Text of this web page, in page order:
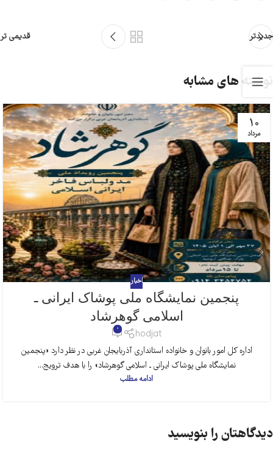
جدیدتر قدیمی تر
نوشته های مشابه
10
مرداد
اخبار
پنجمین نمایشگاه ملی پوشاک ایرانی ـ
اسلامی گوهرشاد
hodjat
0
اداره کل امور بانوان و خانواده استانداری آذربایجان غربی در نظر دارد «پنجمین
نمایشگاه ملی پوشاک ایرانی ـ اسلامی گوهرشاد» را با هدف ترویج...
ادامه مطلب
دیدگاهتان را بنویسید